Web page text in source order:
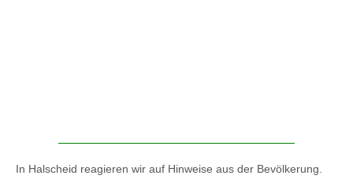
In Halscheid reagieren wir auf Hinweise aus der Bevölkerung.